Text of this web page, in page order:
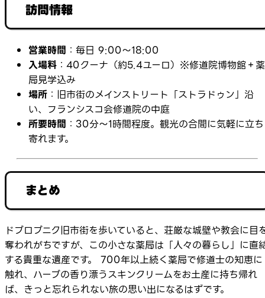
訪問情報
営業時間 ：毎日 9:00〜18:00
入場料 ：40クーナ（約5.4ユーロ）※修道院博物館＋薬
局見学込み
場所 ：旧市街のメインストリート「ストラドゥン」沿
い、フランシスコ会修道院の中庭
所要時間 ：30分〜1時間程度。観光の合間に気軽に立ち
寄れます。
まとめ
ドブロブニク旧市街を歩いていると、荘厳な城壁や教会に目
奪われがちですが、この小さな薬局は「人々の暮らし」に直
する貴重な遺産です。 700年以上続く薬局で修道士の知恵に
触れ、ハーブの香り漂うスキンクリームをお土産に持ち帰れ
ば、きっと忘れられない旅の思い出になるはずです。